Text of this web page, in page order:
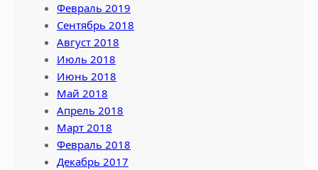
Февраль 2019
Сентябрь 2018
Август 2018
Июль 2018
Июнь 2018
Май 2018
Апрель 2018
Март 2018
Февраль 2018
Декабрь 2017